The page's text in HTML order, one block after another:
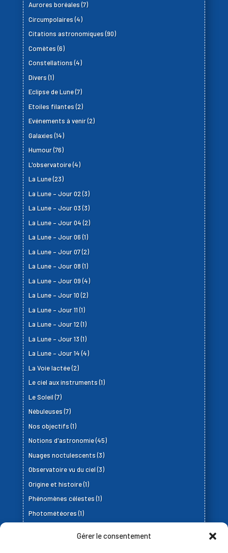
Gérer le consentement
Aurores boréales(7)
Circumpolaires(4)
Citations astronomiques(90)
Comètes(6)
Constellations(4)
Divers(1)
Eclipse de Lune(7)
Etoiles filantes(2)
Evénements à venir(2)
Galaxies(14)
Humour(76)
L'observatoire(4)
La Lune(23)
La Lune – Jour 02(3)
La Lune – Jour 03(3)
La Lune – Jour 04(2)
La Lune – Jour 06(1)
La Lune – Jour 07(2)
La Lune – Jour 08(1)
La Lune – Jour 09(4)
La Lune – Jour 10(2)
La Lune – Jour 11(1)
La Lune – Jour 12(1)
La Lune – Jour 13(1)
La Lune – Jour 14(4)
La Voie lactée(2)
Le ciel aux instruments(1)
Le Soleil(7)
Nébuleuses(7)
Nos objectifs(1)
Notions d'astronomie(45)
Nuages noctulescents(3)
Observatoire vu du ciel(3)
Origine et histoire(1)
Phénomènes célestes(1)
Photométéores(1)